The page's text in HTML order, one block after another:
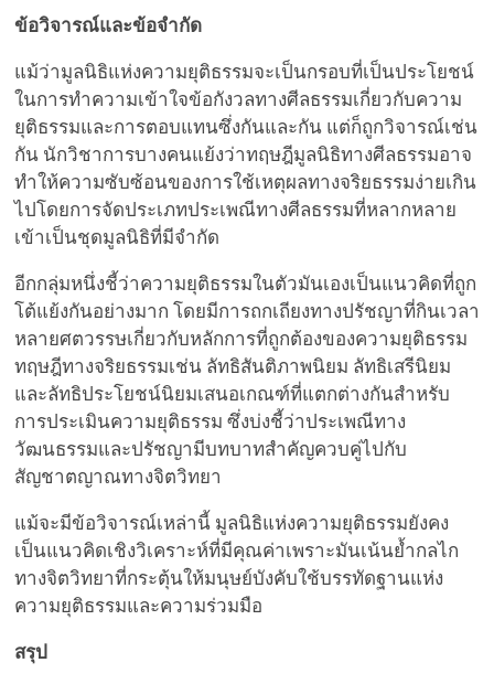
ข้อวิจารณ์และข้อจำกัด
แม้ว่ามูลนิธิแห่งความยุติธรรมจะเป็นกรอบที่เป็นประโยชน์
ในการทำความเข้าใจข้อกังวลทางศีลธรรมเกี่ยวกับความ
ยุติธรรมและการตอบแทนซึ่งกันและกัน แต่ก็ถูกวิจารณ์เช่น
กัน นักวิชาการบางคนแย้งว่าทฤษฎีมูลนิธิทางศีลธรรมอาจ
ทำให้ความซับซ้อนของการใช้เหตุผลทางจริยธรรมง่ายเกิน
ไปโดยการจัดประเภทประเพณีทางศีลธรรมที่หลากหลาย
เข้าเป็นชุดมูลนิธิที่มีจำกัด
อีกกลุ่มหนึ่งชี้ว่าความยุติธรรมในตัวมันเองเป็นแนวคิดที่ถูก
โต้แย้งกันอย่างมาก โดยมีการถกเถียงทางปรัชญาที่กินเวลา
หลายศตวรรษเกี่ยวกับหลักการที่ถูกต้องของความยุติธรรม
ทฤษฎีทางจริยธรรมเช่น ลัทธิสันติภาพนิยม ลัทธิเสรีนิยม
และลัทธิประโยชน์นิยมเสนอเกณฑ์ที่แตกต่างกันสำหรับ
การประเมินความยุติธรรม ซึ่งบ่งชี้ว่าประเพณีทาง
วัฒนธรรมและปรัชญามีบทบาทสำคัญควบคู่ไปกับ
สัญชาตญาณทางจิตวิทยา
แม้จะมีข้อวิจารณ์เหล่านี้ มูลนิธิแห่งความยุติธรรมยังคง
เป็นแนวคิดเชิงวิเคราะห์ที่มีคุณค่าเพราะมันเน้นย้ำกลไก
ทางจิตวิทยาที่กระตุ้นให้มนุษย์บังคับใช้บรรทัดฐานแห่ง
ความยุติธรรมและความร่วมมือ
สรุป